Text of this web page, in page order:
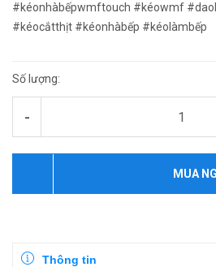
#kéonhàbếpwmftouch #kéowmf
#kéocắtthịt #kéonhàbếp #kéolàmbếp
Số lượng:
-
MUA
Thông tin